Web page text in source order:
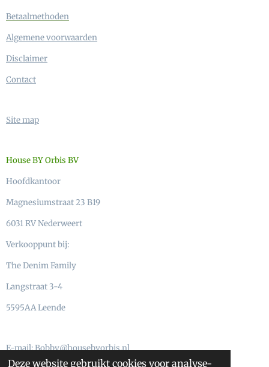
Deze website gebruikt cookies voor analyse-
Betaalmethoden
Algemene voorwaarden
Disclaimer
Contact
Site map
House BY Orbis BV
Hoofdkantoor
Magnesiumstraat 23 B19
6031 RV Nederweert
Verkooppunt bij:
The Denim Family
Langstraat 3-4
5595AA Leende
E-mail: Bobby@housebyorbis.nl